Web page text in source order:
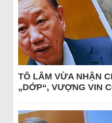
TÔ LÂM VỪA NHẬN
„DỚP“, VƯỢNG VIN